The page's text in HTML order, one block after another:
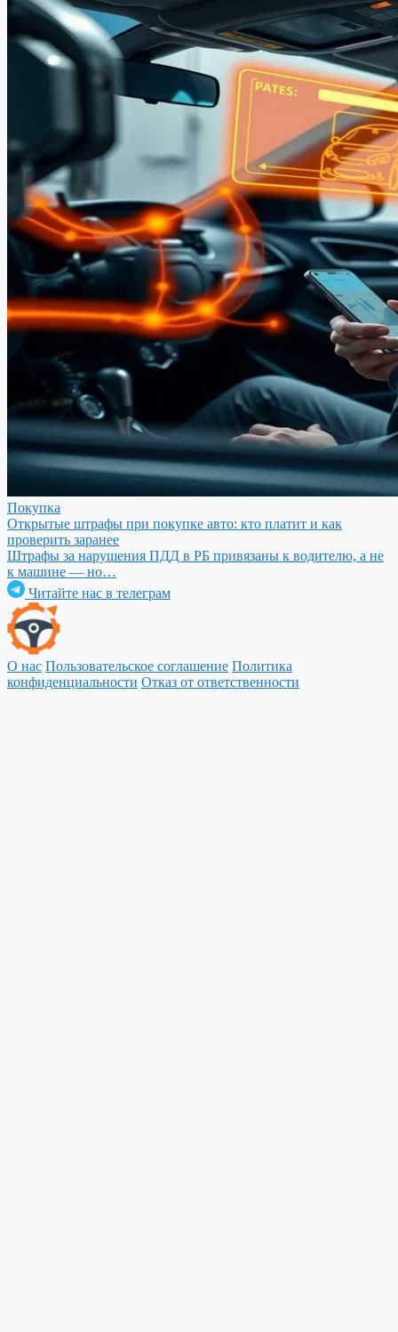
Покупка
Открытые штрафы при покупке авто: кто платит и как
проверить заранее
Штрафы за нарушения ПДД в РБ привязаны к водителю, а не
к машине — но…
Читайте нас в телеграм
О нас Пользовательское соглашение Политика
конфиденциальности Отказ от ответственности